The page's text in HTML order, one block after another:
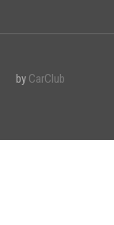
by CarClub